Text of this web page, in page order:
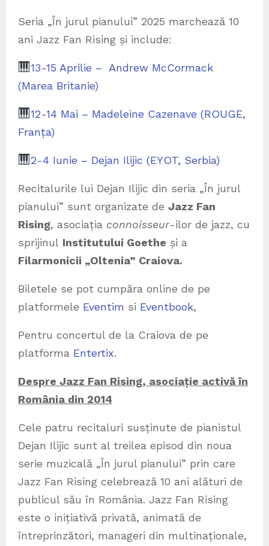
Seria „În jurul pianului” 2025 marchează 10
ani Jazz Fan Rising și include:
13-15 Aprilie – Andrew McCormack
(Marea Britanie)
12-14 Mai – Madeleine Cazenave (ROUGE,
Franța)
2-4 Iunie – Dejan Ilijic (EYOT, Serbia)
Recitalurile lui Dejan Ilijic din seria „În jurul
pianului” sunt organizate de Jazz Fan
Rising, asociația connoisseur-ilor de jazz, cu
sprijinul Institutului Goethe și a
Filarmonicii „Oltenia” Craiova.
Biletele se pot cumpăra online de pe
platformele Eventim si Eventbook,
Pentru concertul de la Craiova de pe
platforma Entertix.
Despre Jazz Fan Rising, asociație activă în
România din 2014
Cele patru recitaluri susținute de pianistul
Dejan Ilijic sunt al treilea episod din noua
serie muzicală „În jurul pianului” prin care
Jazz Fan Rising celebrează 10 ani alături de
publicul său în România. Jazz Fan Rising
este o inițiativă privată, animată de
întreprinzători, manageri din multinaționale,